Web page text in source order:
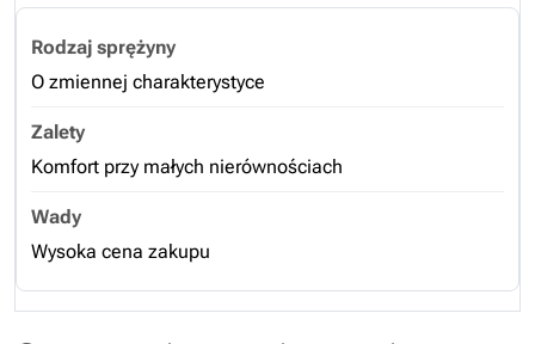
O zmiennej charakterystyce
Komfort przy małych nierównościach
Wysoka cena zakupu